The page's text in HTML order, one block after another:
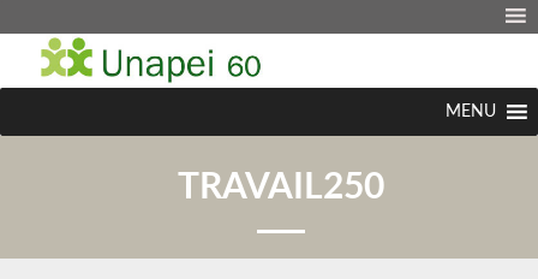
MENU
TRAVAIL250